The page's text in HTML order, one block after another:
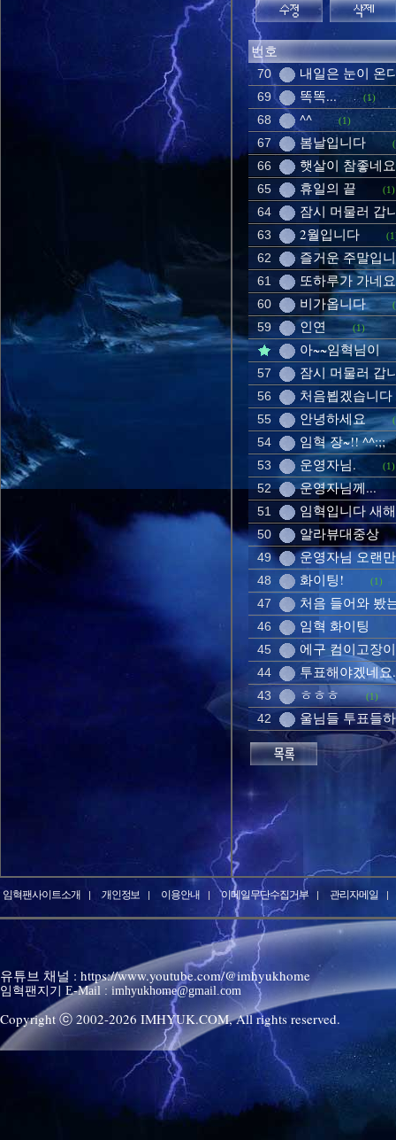
번호
70 내일은 눈이 온
69 똑똑... (1)
68 ^^ (1)
67 봄날입니다
66 햇살이 참좋네요
65 휴일의 끝 (1)
64 잠시 머물러 갑
63 2월입니다
62 즐거운 주말입
61 또하루가 가네요
60 비가옵니다
59 인연 (1)
아~~임혁님이
57 잠시 머물러 갑
56 처음뵙겠습니다
55 안녕하세요
54 임혁 장~!! ^^:;;
53 운영자님. (1)
52 운영자님께...
51 임혁입니다 새
50 알라뷰대중상
49 운영자님 오랜
48 화이팅! (1)
47 처음 들어와 봤
46 임혁 화이팅
45 에구 컴이고장
44 투표해야겠네요.
43 ㅎㅎㅎ (1)
42 울님들 투표들
임혁팬사이트소개 개인정보 이용안내 이메일무단수집거부 관리자메일
유튜브 채널 : https://www.youtube.com/@imhyukhome
임혁팬지기 E-Mail : imhyukhome@gmail.com
Copyright ⓒ 2002-2026 IMHYUK.COM,All rights reserved.